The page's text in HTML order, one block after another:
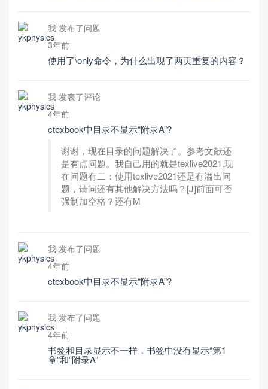
我 发布了问题
3年前
使用了\only命令，为什么出现了两页重复的内容？
我 发表了评论
4年前
ctexbook中目录不显示“附录A”?
谢谢，现在目录的问题解决了。参考文献还
是有点问题。我自己用的就是texlive2021.现
在问题有二：使用texlive2021还是有溢出问
题，请问还有其他解决方法吗？[J]前面可否
强制加空格？还有M
我 发布了问题
4年前
ctexbook中目录不显示“附录A”?
我 发布了问题
4年前
书签和目录显示不一样，书签中没有显示“第1
章”和“附录A”